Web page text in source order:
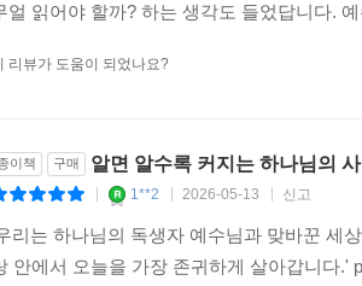
얼 읽어야 할까? 하는 생각도 들었답니다.
리뷰가 도움이 되었나요?
이책 구매 알면 알수록 커지는 하나님의
1**2 2026-05-13 신고
리는 하나님의 독생자 예수님과 맞바꾼 세
안에서 오늘을 가장 존귀하게 살아갑니다.'